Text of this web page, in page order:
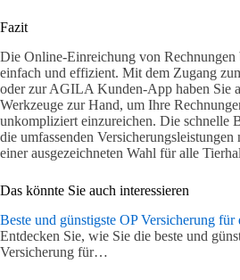
Fazit
Die Online-Einreichung von
einfach und effizient. Mit dem Zugang
oder zur AGILA Kunden-App haben Sie
Werkzeuge zur Hand, um Ihre
unkompliziert einzureichen. Die schnelle
die umfassenden
einer ausgezeichneten Wahl für alle
Das könnte Sie auch interessieren
Beste und günstigste OP Versicherung
Entdecken Sie, wie Sie die beste und
Versicherung für…